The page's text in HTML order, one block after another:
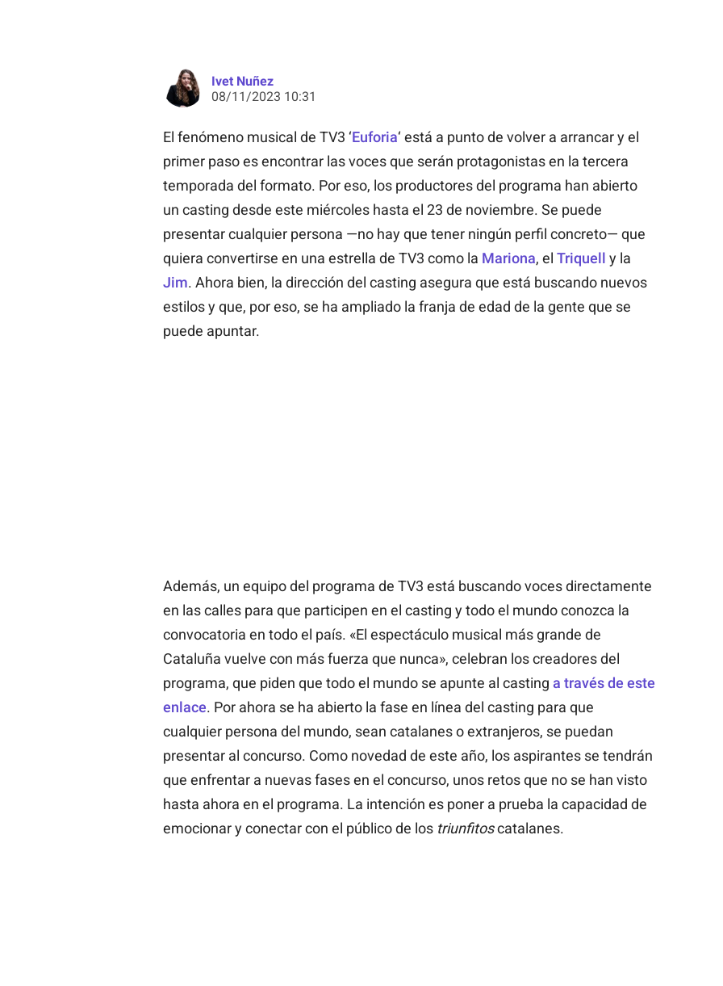
Ivet Nuñez
08/11/2023 10:31
El fenómeno musical de TV3 ‘Euforia‘ está a punto de volver a arrancar y el
primer paso es encontrar las voces que serán protagonistas en la tercera
temporada del formato. Por eso, los productores del programa han abierto
un casting desde este miércoles hasta el 23 de noviembre. Se puede
presentar cualquier persona —no hay que tener ningún perfil concreto— que
quiera convertirse en una estrella de TV3 como la Mariona, el Triquell y la
Jim. Ahora bien, la dirección del casting asegura que está buscando nuevos
estilos y que, por eso, se ha ampliado la franja de edad de la gente que se
puede apuntar.
Además, un equipo del programa de TV3 está buscando voces directamente
en las calles para que participen en el casting y todo el mundo conozca la
convocatoria en todo el país. «El espectáculo musical más grande de
Cataluña vuelve con más fuerza que nunca», celebran los creadores del
programa, que piden que todo el mundo se apunte al casting a través de este
enlace. Por ahora se ha abierto la fase en línea del casting para que
cualquier persona del mundo, sean catalanes o extranjeros, se puedan
presentar al concurso. Como novedad de este año, los aspirantes se tendrán
que enfrentar a nuevas fases en el concurso, unos retos que no se han visto
hasta ahora en el programa. La intención es poner a prueba la capacidad de
emocionar y conectar con el público de los triunfitoscatalanes.